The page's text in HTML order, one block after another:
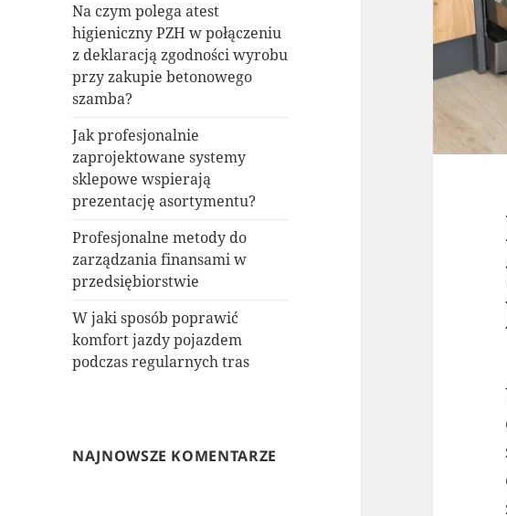
Na czym polega atest
higieniczny PZH w połączeniu
z deklaracją zgodności wyrobu
przy zakupie betonowego
szamba?
Jak profesjonalnie
zaprojektowane systemy
sklepowe wspierają
prezentację asortymentu?
Profesjonalne metody do
zarządzania finansami w
przedsiębiorstwie
W jaki sposób poprawić
komfort jazdy pojazdem
podczas regularnych tras
NAJNOWSZE KOMENTARZE